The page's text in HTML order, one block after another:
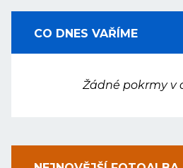
CO DNES VAŘÍME
Žádné pokrmy v